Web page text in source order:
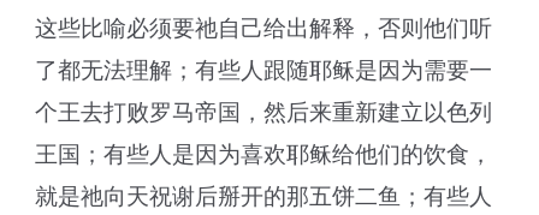
这些比喻必须要祂自己给出解释，否则他们听
了都无法理解；有些人跟随耶稣是因为需要一
个王去打败罗马帝国，然后来重新建立以色列
王国；有些人是因为喜欢耶稣给他们的饮食，
就是祂向天祝谢后掰开的那五饼二鱼；有些人